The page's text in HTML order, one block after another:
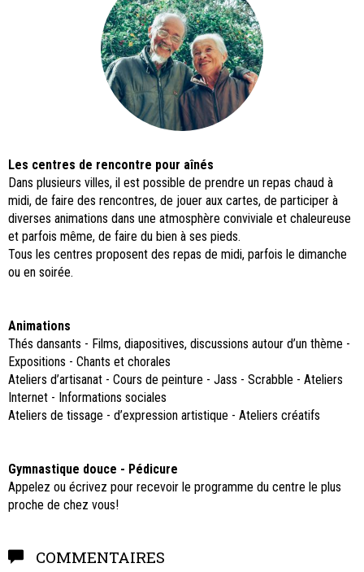
Les centres de rencontre pour aînés
Dans plusieurs villes, il est possible de prendre un repas chaud à
midi, de faire des rencontres, de jouer aux cartes, de participer à
diverses animations dans une atmosphère conviviale et chaleureuse
et parfois même, de faire du bien à ses pieds.
Tous les centres proposent des repas de midi, parfois le dimanche
ou en soirée.
Animations
Thés dansants - Films, diapositives, discussions autour d’un thème -
Expositions - Chants et chorales
Ateliers d’artisanat - Cours de peinture - Jass - Scrabble - Ateliers
Internet - Informations sociales
Ateliers de tissage - d’expression artistique - Ateliers créatifs
Gymnastique douce - Pédicure
Appelez ou écrivez pour recevoir le programme du centre le plus
proche de chez vous!
COMMENTAIRES